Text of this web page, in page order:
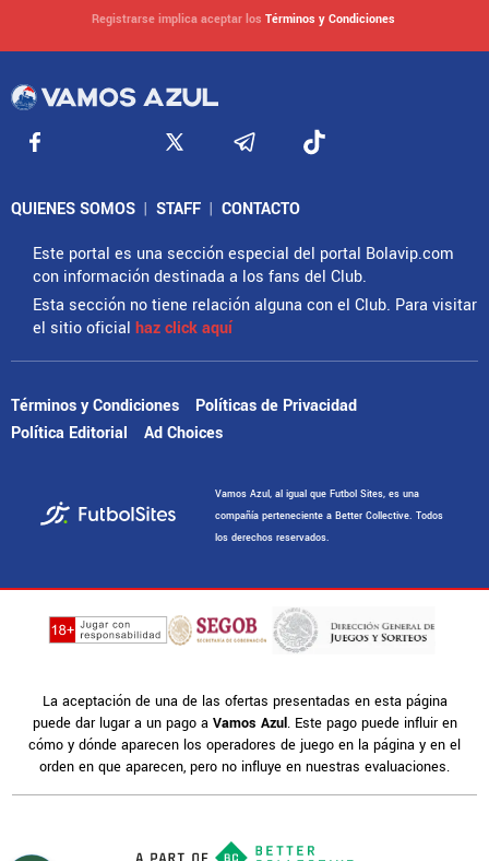
Registrarse implica aceptar los Términos y Condiciones
QUIENES SOMOS | STAFF | CONTACTO
Este portal es una sección especial del portal Bolavip.com
con información destinada a los fans del Club.
Esta sección no tiene relación alguna con el Club. Para visitar
el sitio oficial haz click aquí
Términos y Condiciones
Políticas de Privacidad
Política Editorial
Ad Choices
Vamos Azul, al igual que Futbol Sites, es una
compañía perteneciente a Better Collective. Todos
los derechos reservados.
La aceptación de una de las ofertas presentadas en esta página
puede dar lugar a un pago a Vamos Azul. Este pago puede influir en
cómo y dónde aparecen los operadores de juego en la página y en el
orden en que aparecen, pero no influye en nuestras evaluaciones.